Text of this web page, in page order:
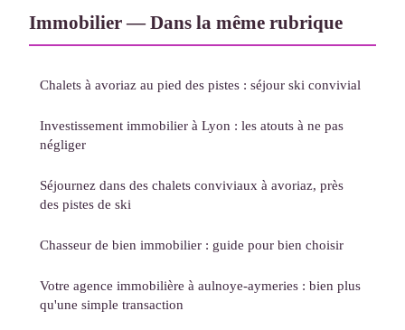
Immobilier — Dans la même rubrique
Chalets à avoriaz au pied des pistes : séjour ski convivial
Investissement immobilier à Lyon : les atouts à ne pas
négliger
Séjournez dans des chalets conviviaux à avoriaz, près
des pistes de ski
Chasseur de bien immobilier : guide pour bien choisir
Votre agence immobilière à aulnoye-aymeries : bien plus
qu'une simple transaction